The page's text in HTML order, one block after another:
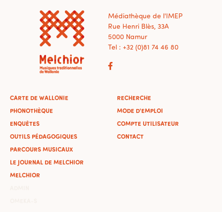
Médiathèque de l'IMEP
Rue Henri Blès, 33A
5000 Namur
Tel : +32 (0)81 74 46 80
CARTE DE WALLONIE
PHONOTHÈQUE
ENQUÊTES
OUTILS PÉDAGOGIQUES
PARCOURS MUSICAUX
LE JOURNAL DE MELCHIOR
MELCHIOR
RECHERCHE
MODE D'EMPLOI
COMPTE UTILISATEUR
CONTACT